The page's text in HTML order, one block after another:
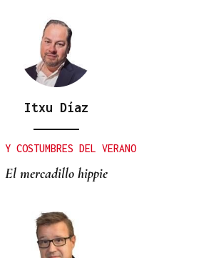
Itxu Díaz
Y COSTUMBRES DEL VERANO
El mercadillo hippie